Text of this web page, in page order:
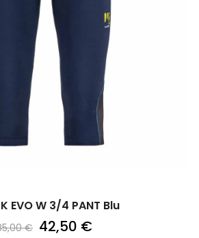
EVO W 3/4 PANT Blu
€ 42,50 €